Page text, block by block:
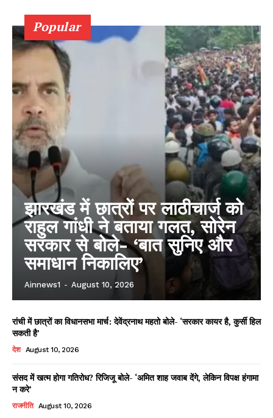
Popular
झारखंड में छात्रों पर लाठीचार्ज को
राहुल गांधी ने बताया गलत, सोरेन
सरकार से बोले- ‘बात सुनिए और
समाधान निकालिए’
Ainnews1 - August 10, 2026
रांची में छात्रों का विधानसभा मार्च: देवेंद्रनाथ महतो बोले- ‘सरकार कायर है, कुर्सी हिल
सकती है’
देश August 10, 2026
संसद में खत्म होगा गतिरोध? रिजिजू बोले- ‘अमित शाह जवाब देंगे, लेकिन विपक्ष हंगामा
न करे’
राजनीति August 10, 2026